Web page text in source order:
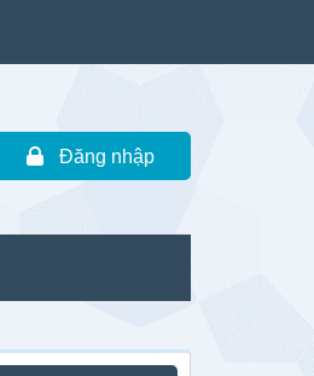
Đăng nhập